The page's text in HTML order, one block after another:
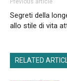
Previous article
Segreti della
allo stile di vita
RELATED